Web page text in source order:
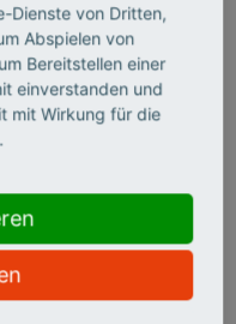
auch
Dienste von Dritten,
Abspielen von
Bereitstellen einer
einverstanden und
mit Wirkung für die